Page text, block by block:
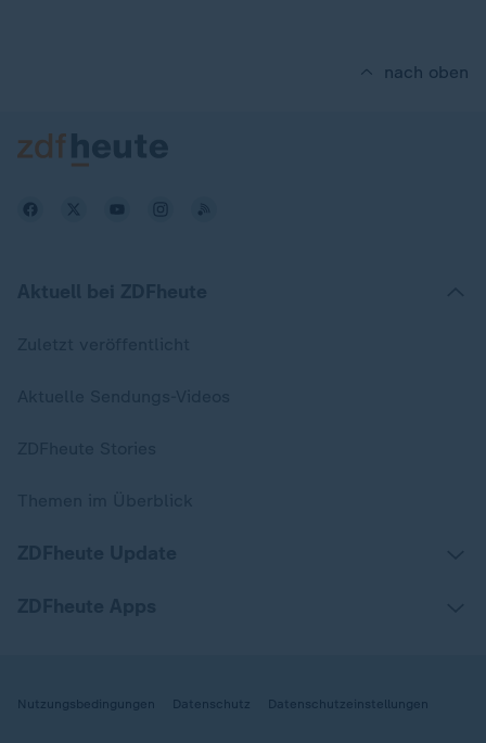
nach oben
Nutzungsbedingungen Datenschutz Datenschutzeinstellungen